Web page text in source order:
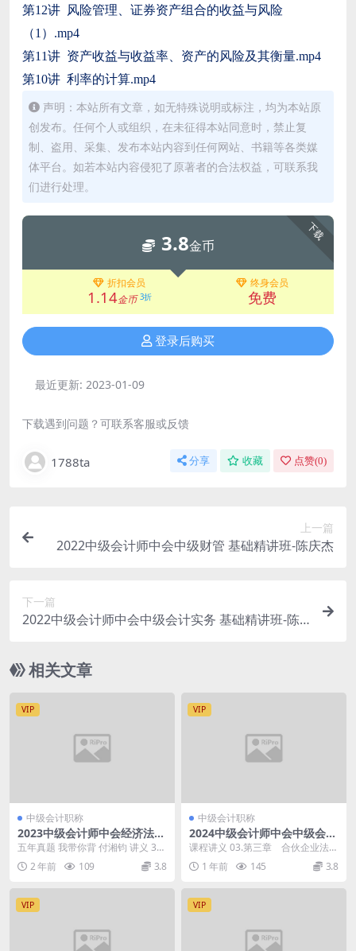
第12讲 风险管理、证券资产组合的收益与风险
（1）.mp4
第11讲 资产收益与收益率、资产的风险及其衡量.mp4
第10讲 利率的计算.mp4
声明：本站所有文章，如无特殊说明或标注，均为本站原
创发布。任何个人或组织，在未征得本站同意时，禁止复
制、盗用、采集、发布本站内容到任何网站、书籍等各类媒
体平台。如若本站内容侵犯了原著者的合法权益，可联系我
们进行处理。
下载
3.8金币
折扣会员
1.14金币 3折
终身会员
免费
登录后购买
最近更新: 2023-01-09
下载遇到问题？可联系客服或反馈
1788ta 分享 收藏 点赞(0)
上一篇
2022中级会计师中会中级财管 基础精讲班-陈庆杰
下一篇
2022中级会计师中会中级会计实务 基础精讲班-陈
相关文章
VIP
中级会计职称
2023中级会计师中会经济法基
础 VIP基础速成班-付湘钧
五年真题 我带你背 付湘钧 讲义 30-
40节第六七两章.mov 29第五章合
同...2 年前 109 3.8
VIP
中级会计职称
2024中级会计师中会中级会计
经济法基础 冲刺串讲-张倩
课程讲义 03.第三章 合伙企业法律
制度： 第01讲 合伙企业的概念及
分类、普通...
1 年前 145 3.8
VIP VIP